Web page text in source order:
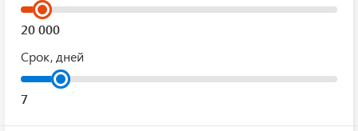
Срок, дней